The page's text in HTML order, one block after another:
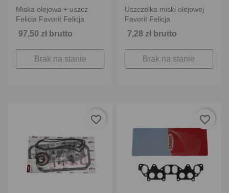
Miska olejowa + uszcz
Felicia Favorit Felicja
97,50 zł brutto
Brak na stanie
Uszczelka miski olejowej
Favorit Felicja
7,28 zł brutto
Brak na stanie
favorite_border favorite_border